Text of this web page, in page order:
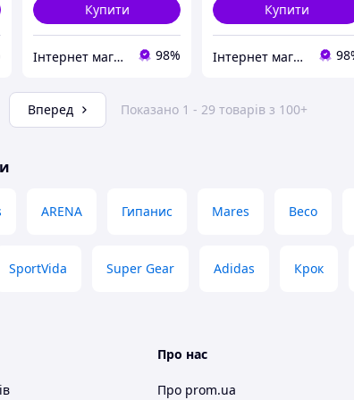
Купити
Інтернет магазин спортивного взуття Shoes-Factory 98%
Купити
Інтернет магазин спортивного взуття Shoes-Factory
Вперед Показано 1 - 29 товарів з 100+
ARENA Гипанис Mares Beco
SportVida Super Gear Adidas Крок
Про нас
Про prom.ua